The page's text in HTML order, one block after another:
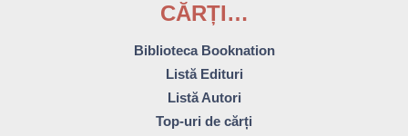
CĂRȚI…
Biblioteca Booknation
Listă Edituri
Listă Autori
Top-uri de cărți